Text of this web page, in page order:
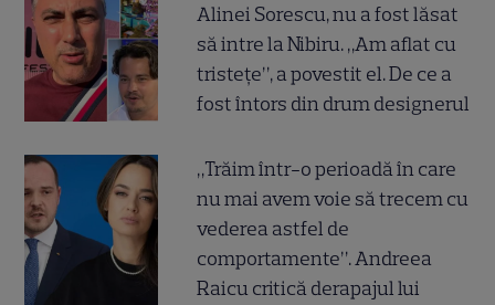
Alinei Sorescu, nu a fost lăsat
să intre la Nibiru. „Am aflat cu
tristețe”, a povestit el. De ce a
fost întors din drum designerul
„Trăim într-o perioadă în care
nu mai avem voie să trecem cu
vederea astfel de
comportamente”. Andreea
Raicu critică derapajul lui